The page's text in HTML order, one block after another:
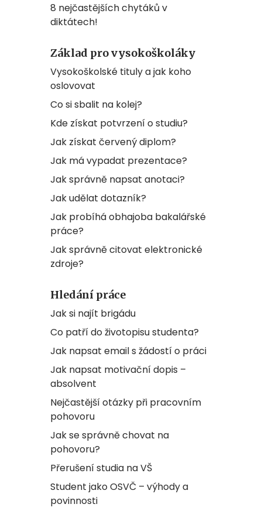
8 nejčastějších chytáků v
diktátech!
Základ pro vysokoškoláky
Vysokoškolské tituly a jak koho
oslovovat
Co si sbalit na kolej?
Kde získat potvrzení o studiu?
Jak získat červený diplom?
Jak má vypadat prezentace?
Jak správně napsat anotaci?
Jak udělat dotazník?
Jak probíhá obhajoba bakalářské
práce?
Jak správně citovat elektronické
zdroje?
Hledání práce
Jak si najít brigádu
Co patří do životopisu studenta?
Jak napsat email s žádostí o práci
Jak napsat motivační dopis –
absolvent
Nejčastější otázky při pracovním
pohovoru
Jak se správně chovat na
pohovoru?
Přerušení studia na VŠ
Student jako OSVČ – výhody a
povinnosti